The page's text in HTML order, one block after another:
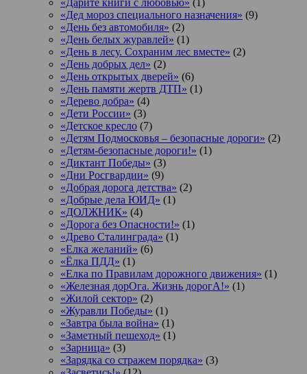
«Дед мороз специального назначения» (9)
«День без автомобиля» (2)
«День белых журавлей» (1)
«День в лесу. Сохраним лес вместе» (2)
«День добрых дел» (2)
«День открытых дверей» (6)
«День памяти жертв ДТП» (1)
«Дерево добра» (4)
«Дети России» (3)
«Детское кресло (7)
«Детям Подмосковья – безопасные дороги» (2)
«Детям-безопасные дороги!» (1)
«Диктант Победы» (3)
«Дни Росгвардии» (9)
«Добрая дорога детства» (2)
«Добрые дела ЮИД» (1)
«ДОЛЖНИК» (4)
«Дорога без Опасности!» (1)
«Древо Сталинграда» (1)
«Елка желаний» (6)
«Ёлка ПДД» (1)
«Елка по Правилам дорожного движения» (1)
«Железная дорОга. Жизнь дорогА!» (1)
«Жилой сектор» (2)
«Журавли Победы» (1)
«Завтра была война» (1)
«Заметный пешеход» (1)
«Зарница» (3)
«Зарядка со стражем порядка» (3)